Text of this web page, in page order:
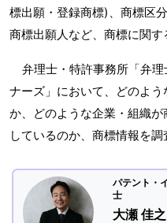
標出願・登録商標)、商標区
商標出願人など、商標に関す
弁理士・特許事務所「弁
ナーズ」において、どのよ
か、どのような企業・組織
しているのか、商標情報を調
パテント・
士
大瀬 佳之